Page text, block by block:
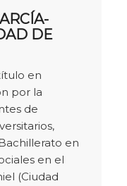
DE
en
por la
de
en
en el
(Ciudad